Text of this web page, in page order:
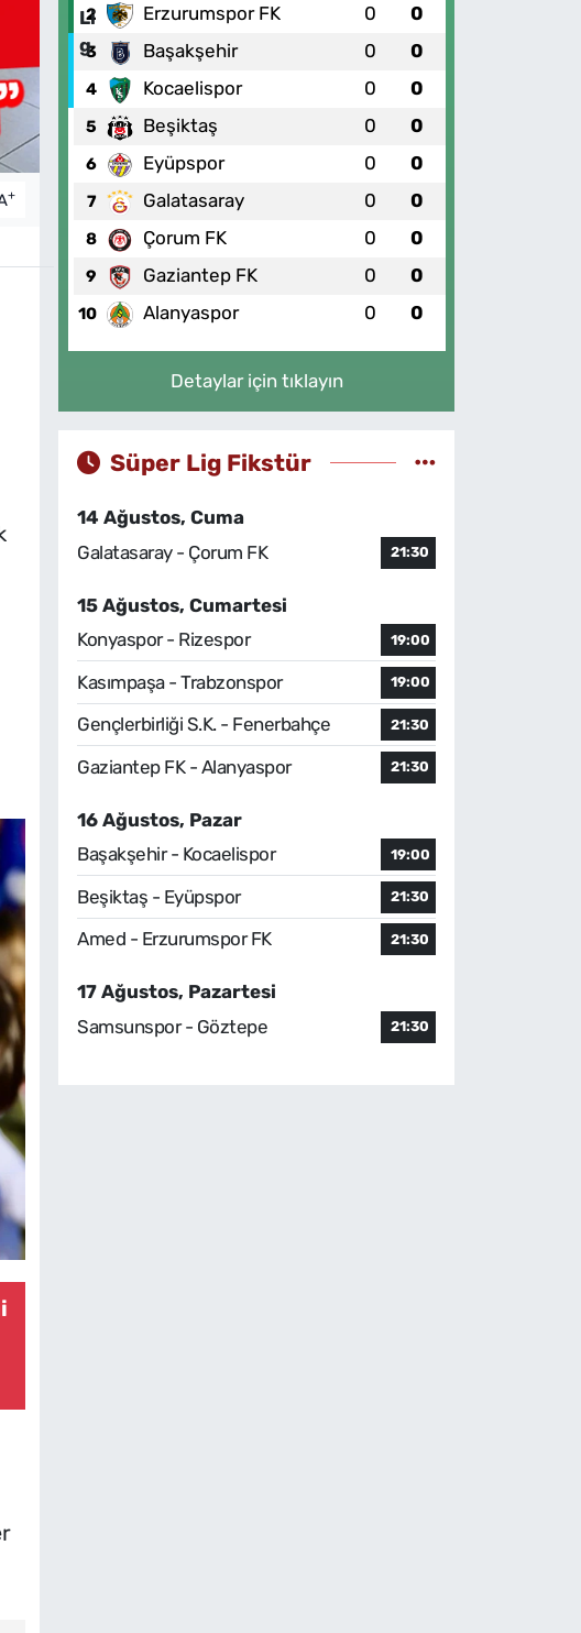
+
2 Erzurumspor FK 0 0
3 Başakşehir 0 0
4 Kocaelispor 0 0
5 Beşiktaş 0 0
6 Eyüpspor 0 0
7 Galatasaray 0 0
8 Çorum FK 0 0
9 Gaziantep FK 0 0
10 Alanyaspor 0 0
Detaylar için tıklayın
Süper Lig Fikstür
14 Ağustos, Cuma
Galatasaray - Çorum FK
21:30
15 Ağustos, Cumartesi
Konyaspor - Rizespor
19:00
Kasımpaşa - Trabzonspor 19:00
Gençlerbirliği S.K. - Fenerbahçe 21:30
Gaziantep FK - Alanyaspor 21:30
16 Ağustos, Pazar
Başakşehir - Kocaelispor
19:00
Beşiktaş - Eyüpspor 21:30
Amed - Erzurumspor FK 21:30
17 Ağustos, Pazartesi
Samsunspor - Göztepe
21:30